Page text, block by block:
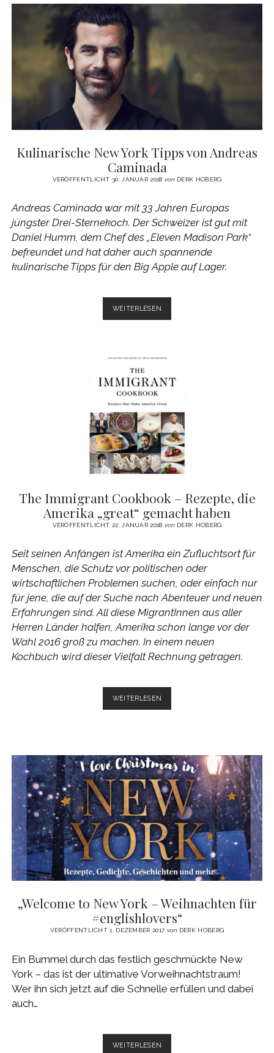
IERRE H
ERMÉ
Kulinarische New York Tipps von Andreas
Caminada
VERÖFFENTLICHT 30. JANUAR 2018 von DERK HOBERG
Andreas Caminada war mit 33 Jahren Europas
jüngster Drei-Sternekoch. Der Schweizer ist gut mit
Daniel Humm, dem Chef des „Eleven Madison Park“
befreundet und hat daher auch spannende
kulinarische Tipps für den Big Apple auf Lager.
WEITERLESEN
NEW
CAMINADA
The Immigrant Cookbook – Rezepte, die
Amerika „great“ gemacht haben
VERÖFFENTLICHT 22. JANUAR 2018 von DERK HOBERG
Seit seinen Anfängen ist Amerika ein Zufluchtsort für
Menschen, die Schutz vor politischen oder
wirtschaftlichen Problemen suchen, oder einfach nur
für jene, die auf der Suche nach Abenteuer und neuen
Erfahrungen sind. All diese MigrantInnen aus aller
Herren Länder halfen, Amerika schon lange vor der
Wahl 2016 groß zu machen. In einem neuen
Kochbuch wird dieser Vielfalt Rechnung getragen.
WEITERLESEN
IMMIGRANT
DIE
AMERIKA
„GREAT“
GEMACHT
HABEN
„Welcome to New York – Weihnachten für
#englishlovers“
VERÖFFENTLICHT 1. DEZEMBER 2017 von DERK HOBERG
Ein Bummel durch das festlich geschmückte New
York – das ist der ultimative Vorweihnachtstraum!
Wer ihn sich jetzt auf die Schnelle erfüllen und dabei
auch…
WEITERLESEN